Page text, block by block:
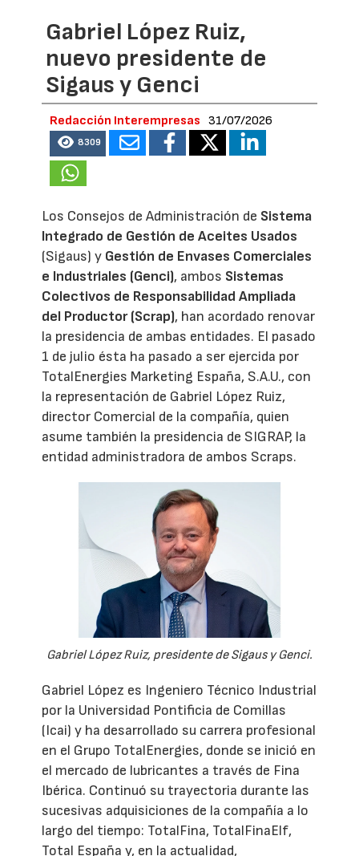
Gabriel López Ruiz,
nuevo presidente de
Sigaus y Genci
Redacción Interempresas 31/07/2026
8309
Los Consejos de Administración de Sistema
Integrado de Gestión de Aceites Usados
(Sigaus) y Gestión de Envases Comerciales
e Industriales (Genci), ambos Sistemas
Colectivos de Responsabilidad Ampliada
del Productor (Scrap), han acordado renovar
la presidencia de ambas entidades. El pasado
1 de julio ésta ha pasado a ser ejercida por
TotalEnergies Marketing España, S.A.U., con
la representación de Gabriel López Ruiz,
director Comercial de la compañía, quien
asume también la presidencia de SIGRAP, la
entidad administradora de ambos Scraps.
Gabriel López Ruiz, presidente de Sigaus y Genci.
Gabriel López es Ingeniero Técnico Industrial
por la Universidad Pontificia de Comillas
(Icai) y ha desarrollado su carrera profesional
en el Grupo TotalEnergies, donde se inició en
el mercado de lubricantes a través de Fina
Ibérica. Continuó su trayectoria durante las
sucesivas adquisiciones de la compañía a lo
largo del tiempo: TotalFina, TotalFinaElf,
Total España y, en la actualidad,